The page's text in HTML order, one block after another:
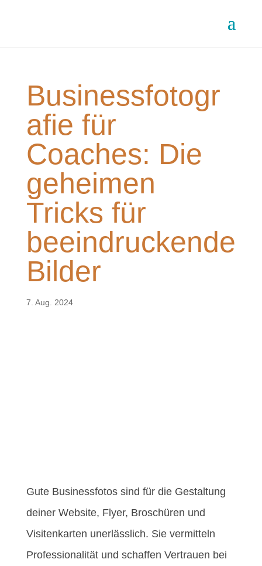
Businessfotogr
afie für
Coaches: Die
geheimen
Tricks für
beeindruckende
Bilder
7. Aug. 2024
Gute Businessfotos sind für die Gestaltung
deiner Website, Flyer, Broschüren und
Visitenkarten unerlässlich. Sie vermitteln
Professionalität und schaffen Vertrauen bei